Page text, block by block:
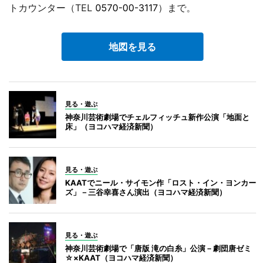
トカウンター（TEL 0570-00-3117）まで。
地図を見る
見る・遊ぶ
神奈川芸術劇場でチェルフィッチュ新作公演「地面と
床」（ヨコハマ経済新聞）
見る・遊ぶ
KAATでニール・サイモン作「ロスト・イン・ヨンカー
ズ」－三谷幸喜さん演出（ヨコハマ経済新聞）
見る・遊ぶ
神奈川芸術劇場で「唐版 滝の白糸」公演－劇団唐ゼミ
☆×KAAT（ヨコハマ経済新聞）